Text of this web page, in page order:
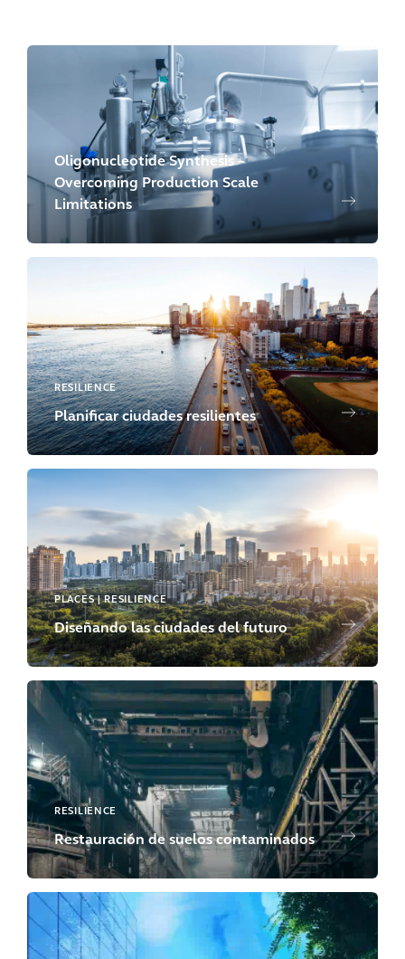
Oligonucleotide Synthesis –
Overcoming Production Scale
Limitations
RESILIENCE
Planificar ciudades resilientes
PLACES | RESILIENCE
Diseñando las ciudades del futuro
RESILIENCE
Restauración de suelos contaminados